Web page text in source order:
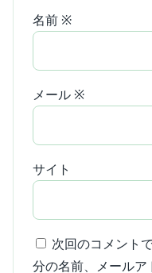
名前 ※
メール ※
サイト
次回のコメント
分の名前、メールア